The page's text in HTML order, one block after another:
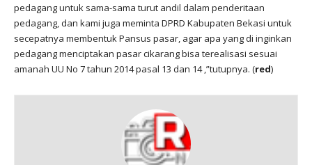
pedagang untuk sama-sama turut andil dalam penderitaan
pedagang, dan kami juga meminta DPRD Kabupaten Bekasi untuk
secepatnya membentuk Pansus pasar, agar apa yang di inginkan
pedagang menciptakan pasar cikarang bisa terealisasi sesuai
amanah UU No 7 tahun 2014 pasal 13 dan 14 ,”tutupnya. (red)